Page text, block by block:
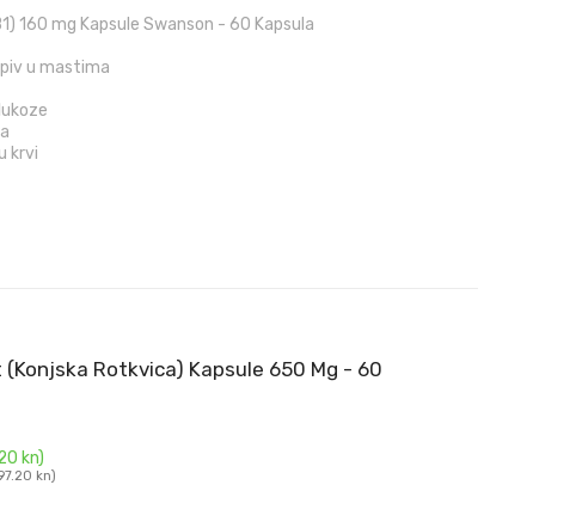
160 mg Kapsule Swanson - 60 Kapsula
u mastima
krvi
(Konjska Rotkvica) Kapsule 650 Mg - 60
kn)
kn)